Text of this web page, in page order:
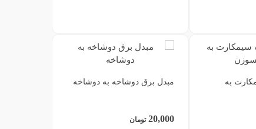
به
مبدل برق دوشاخه به دوشاخه
20,000 تومان